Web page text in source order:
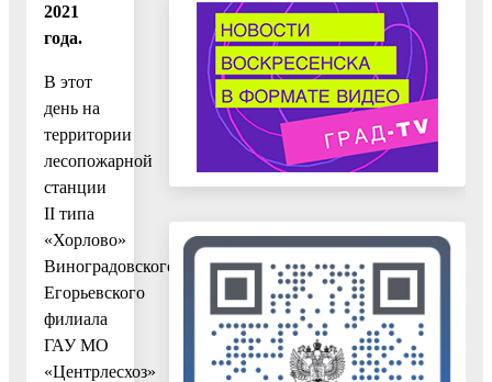
2021
года.
В этот
день на
территории
лесопожарной
станции
II типа
«Хорлово»
Виноградовского-
Егорьевского
филиала
ГАУ МО
«Центрлесхоз»